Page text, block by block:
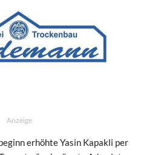
Anzeige
erhöhte Yasin Kapakli per